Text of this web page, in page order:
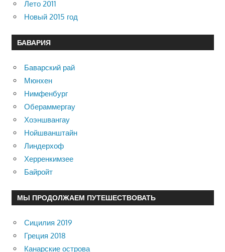
Лето 2011
Новый 2015 год
БАВАРИЯ
Баварский рай
Мюнхен
Нимфенбург
Обераммергау
Хоэншвангау
Нойшванштайн
Линдерхоф
Херренкимзее
Байройт
МЫ ПРОДОЛЖАЕМ ПУТЕШЕСТВОВАТЬ
Сицилия 2019
Греция 2018
Канарские острова